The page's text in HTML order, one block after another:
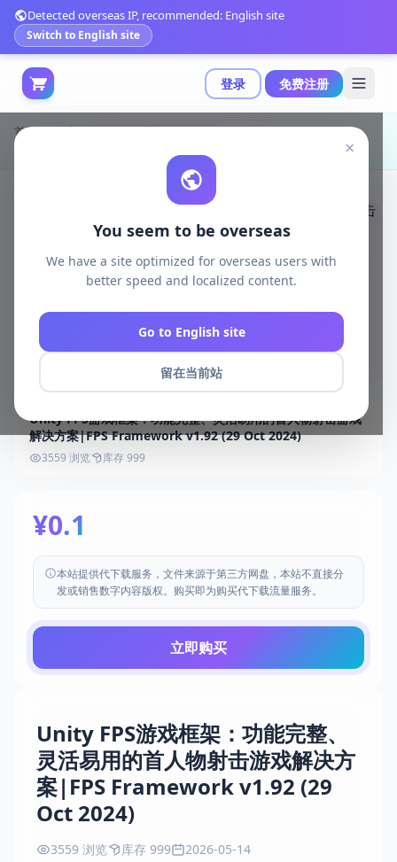
登录 免费注册
Detected overseas IP, recommended: English site
Switch to English site
×
You seem to be overseas
We have a site optimized for overseas users with
better speed and localized content.
Go to English site
留在当前站
首页 游戏开发 unity资源
Unity Templates
Unity FPS游戏框架：功能完整、
灵活易用的首人物射击游戏解决方
案|FPS Framework v1.92 (29
Oct 2024)
3559 浏览 库存 999 2026-05-14
Unity FPS游戏框架：功能完整、灵活易用的首人物射击游戏
解决方案|FPS Framework v1.92 (29 Oct 2024)
3559 浏览 库存 999
¥0.1
本站提供代下载服务，文件来源于第三方网盘，本站不直接分
发或销售数字内容版权。购买即为购买代下载流量服务。
立即购买